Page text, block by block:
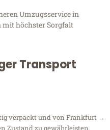
Umzugsservice in
höchster Sorgfalt
Transport
verpackt und von Frankfurt →